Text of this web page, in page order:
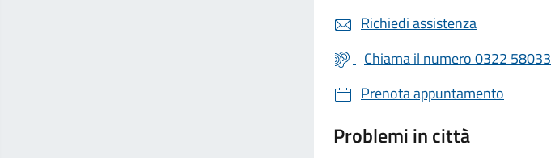
Richiedi assistenza
Chiama il numero 0322 58033
Prenota appuntamento
Problemi in città